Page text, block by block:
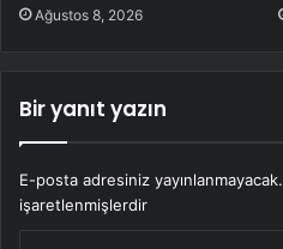
Ağustos 8, 2026
Bir yanıt yazın
E-posta adresiniz yayınlanmayacak.
işaretlenmişlerdir